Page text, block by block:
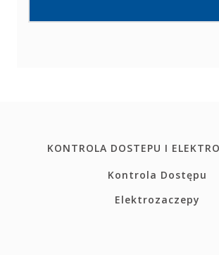
KONTROLA DOSTEPU I
Kontrola Dostępu
Elektrozaczepy